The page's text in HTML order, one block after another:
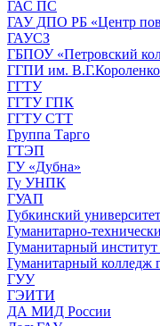
ГАС ПС
ГАУ ДПО РБ «Центр
ГАУСЗ
ГБПОУ «Петровский
ГГПИ им. В.Г.Короленко
ГГТУ
ГГТУ ГПК
ГГТУ СТТ
Группа Тарго
ГТЭП
ГУ «Дубна»
Гу УНПК
ГУАП
Губкинский университет
Гуманитарно-
Гуманитарный
Гуманитарный колледж
ГУУ
ГЭИТИ
ДА МИД России